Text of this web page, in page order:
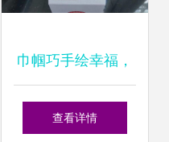
巾帼巧手绘幸福，
指尖创艺奔小康
查看详情